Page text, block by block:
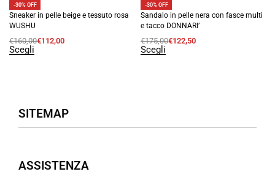
-30% OFF
Sneaker in pelle beige e tessuto rosa
WUSHU
€160,00€112,00
Scegli
-30% OFF
Sandalo in pelle nera con fasce multi
e tacco DONNARI’
€175,00€122,50
Scegli
SITEMAP
Donna
ASSISTENZA